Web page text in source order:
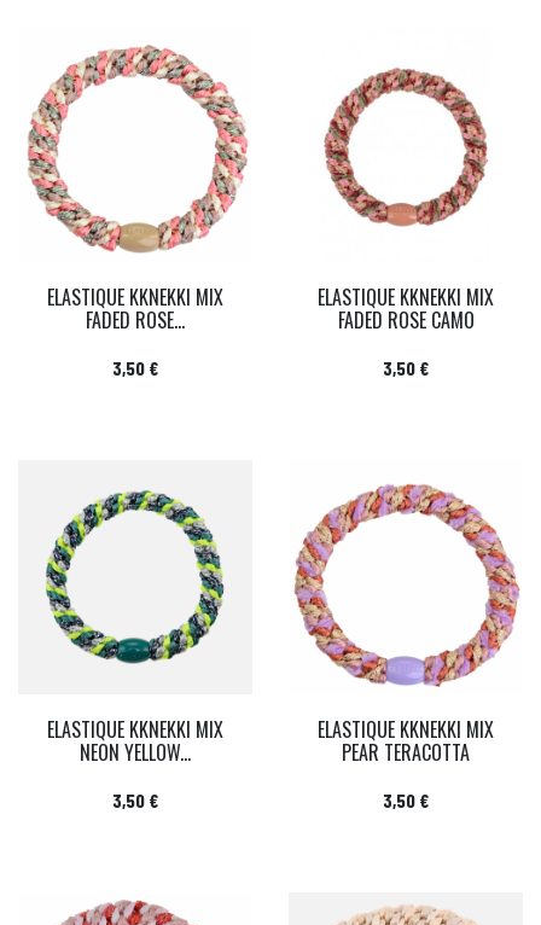
ELASTIQUE KKNEKKI MIX
FADED ROSE...
Prix
3,50 €
ELASTIQUE KKNEKKI MIX
FADED ROSE CAMO
Prix
3,50 €
ELASTIQUE KKNEKKI MIX
NEON YELLOW...
Prix
3,50 €
ELASTIQUE KKNEKKI MIX
PEAR TERACOTTA
Prix
3,50 €